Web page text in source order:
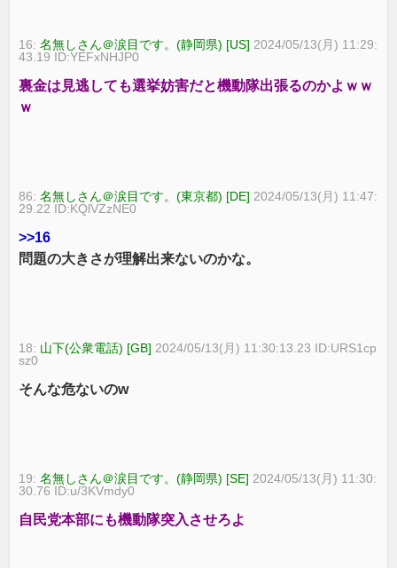
16:名無しさん＠涙目です。(静岡県) [US] 2024/05/13(月) 11:29:
43.19 ID:YEFxNHJP0
裏金は見逃しても選挙妨害だと機動隊出張るのかよｗｗ
ｗ
86:名無しさん＠涙目です。(東京都) [DE] 2024/05/13(月) 11:47:
29.22 ID:KQlVZzNE0
>>16
問題の大きさが理解出来ないのかな。
18: 山下(公衆電話) [GB] 2024/05/13(月) 11:30:13.23 ID:URS1cp
sz0
そんな危ないのw
19:名無しさん＠涙目です。(静岡県) [SE] 2024/05/13(月) 11:30:
30.76 ID:u/3KVmdy0
自民党本部にも機動隊突入させろよ